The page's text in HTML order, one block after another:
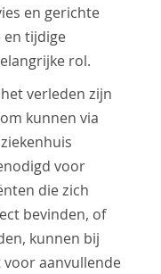
en gerichte
en tijdige
rol.
verleden zijn
kunnen via
voor
die zich
bevinden, of
kunnen bij
voor aanvullende